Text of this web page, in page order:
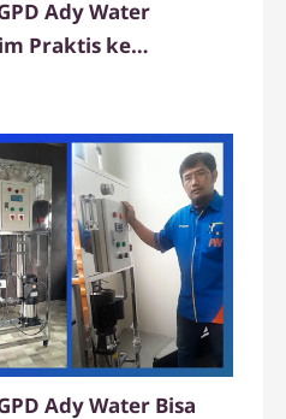
Ady Water
Praktis ke
Ady Water Bisa